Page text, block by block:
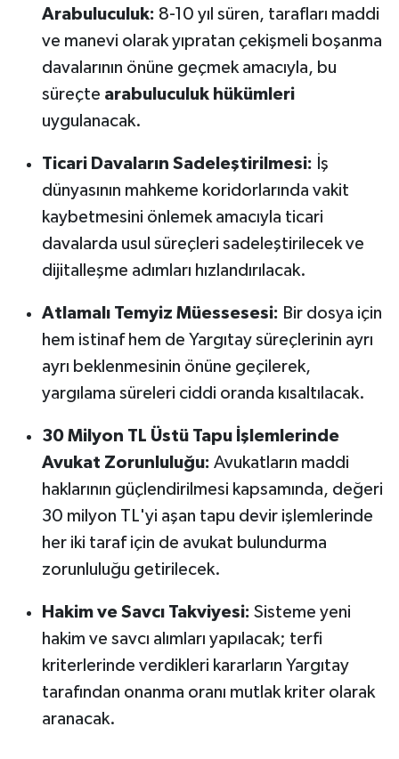
Arabuluculuk: 8-10 yıl süren, tarafları maddi
ve manevi olarak yıpratan çekişmeli boşanma
davalarının önüne geçmek amacıyla, bu
süreçte arabuluculuk hükümleri
uygulanacak.
Ticari Davaların Sadeleştirilmesi: İş
dünyasının mahkeme koridorlarında vakit
kaybetmesini önlemek amacıyla ticari
davalarda usul süreçleri sadeleştirilecek ve
dijitalleşme adımları hızlandırılacak.
Atlamalı Temyiz Müessesesi: Bir dosya için
hem istinaf hem de Yargıtay süreçlerinin ayrı
ayrı beklenmesinin önüne geçilerek,
yargılama süreleri ciddi oranda kısaltılacak.
30 Milyon TL Üstü Tapu İşlemlerinde
Avukat Zorunluluğu: Avukatların maddi
haklarının güçlendirilmesi kapsamında, değeri
30 milyon TL'yi aşan tapu devir işlemlerinde
her iki taraf için de avukat bulundurma
zorunluluğu getirilecek.
Hakim ve Savcı Takviyesi: Sisteme yeni
hakim ve savcı alımları yapılacak; terfi
kriterlerinde verdikleri kararların Yargıtay
tarafından onanma oranı mutlak kriter olarak
aranacak.